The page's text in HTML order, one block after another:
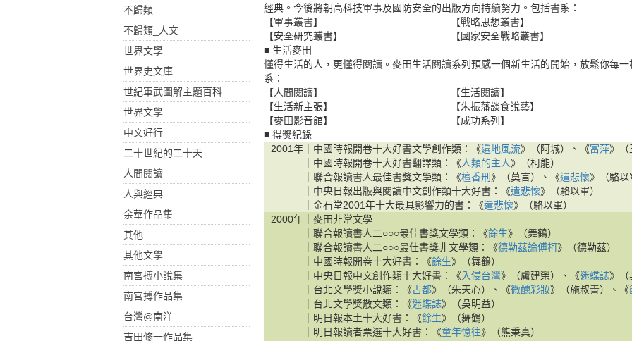
不歸類
不歸類_人文
世界文學
世界史文庫
世紀軍武圖解主題百科
世界文學
中文好行
二十世紀的二十天
人間閱讀
人與經典
余華作品集
其他
其他文學
南宮搏小說集
南宮搏作品集
台灣@南洋
吉田修一作品集
經典。今後將朝高科技軍事及國防安全的出版方向持續努力。包括書系：
【軍事叢書】
【戰略思想叢書】
【安全研究叢書】
【國家安全戰略叢書】
■ 生活麥田
懂得生活的人，更懂得閱讀。麥田生活閱讀系列預感一個新生活的開始，放鬆你每
系：
【人間閱讀】
【生活閱讀】
【生活新主張】
【朱振藩談食說藝】
【麥田影音館】
【成功系列】
■ 得獎紀錄
2001年｜ 中國時報開卷十大好書文學創作類：《遍地風流》（阿城）、《富萍》（
中國時報開卷十大好書翻譯類：《人類的主人》（柯能）
聯合報讀書人最佳書獎文學類：《檀香刑 》（莫言）、《遣悲懷》（駱以
中央日報出版與閱讀中文創作類十大好書：《遣悲懷》（駱以軍）
金石堂2001年十大最具影響力的書：《遣悲懷》（駱以軍）
2000年｜ 麥田非常文學
聯合報讀書人二○○○最佳書獎文學類：《餘生》（舞鶴）
聯合報讀書人二○○○最佳書獎非文學類：《德勒茲論傅柯》（德勒茲）
中國時報開卷十大好書：《餘生》（舞鶴）
中央日報中文創作類十大好書：《入侵台灣》（盧建榮）、《迷蝶誌》（
台北文學獎小說類：《古都》（朱天心）、《微醺彩妝》（施叔青）、《
台北文學獎散文類：《迷蝶誌》（吳明益）
明日報本土十大好書：《餘生》（舞鶴）
明日報讀者票選十大好書：《童年憶往》（熊秉真）